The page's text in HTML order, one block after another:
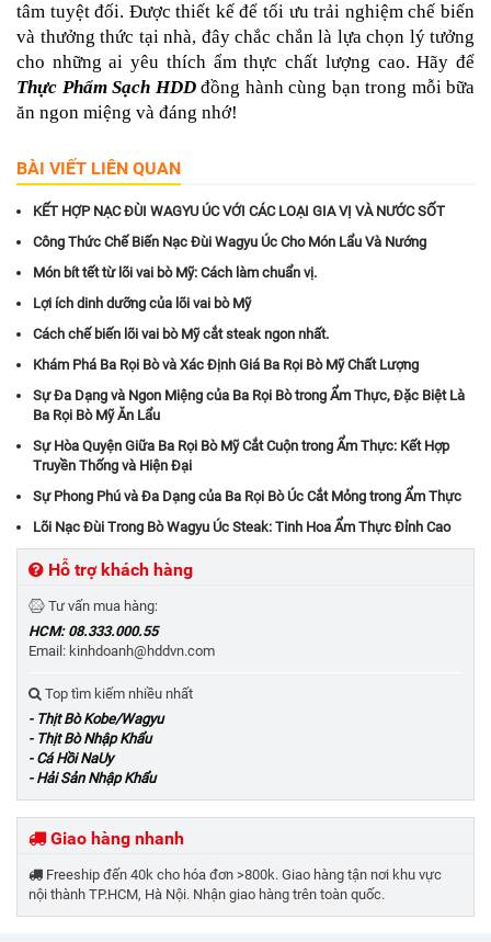
tâm tuyệt đối. Được thiết kế để tối ưu trải nghiệm chế biến
và thưởng thức tại nhà, đây chắc chắn là lựa chọn lý tưởng
Thực Phẩm Sạch HDD đồng hành cùng bạn trong mỗi bữa
ăn ngon miệng và đáng nhớ!
BÀI VIẾT LIÊN QUAN
KẾT HỢP NẠC ĐÙI WAGYU ÚC VỚI CÁC LOẠI GIA VỊ VÀ NƯỚC SỐT
Công Thức Chế Biến Nạc Đùi Wagyu Úc Cho Món Lẩu Và Nướng
Món bít tết từ lõi vai bò Mỹ: Cách làm chuẩn vị.
Lợi ích dinh dưỡng của lõi vai bò Mỹ
Cách chế biến lõi vai bò Mỹ cắt steak ngon nhất.
Khám Phá Ba Rọi Bò và Xác Định Giá Ba Rọi Bò Mỹ Chất Lượng
Sự Đa Dạng và Ngon Miệng của Ba Rọi Bò trong Ẩm Thực, Đặc Biệt Là
Ba Rọi Bò Mỹ Ăn Lẩu
Sự Hòa Quyện Giữa Ba Rọi Bò Mỹ Cắt Cuộn trong Ẩm Thực: Kết Hợp
Truyền Thống và Hiện Đại
Sự Phong Phú và Đa Dạng của Ba Rọi Bò Úc Cắt Mỏng trong Ẩm Thực
Lõi Nạc Đùi Trong Bò Wagyu Úc Steak: Tinh Hoa Ẩm Thực Đỉnh Cao
Hỗ trợ khách hàng
Tư vấn mua hàng:
HCM: 08.333.000.55
Email: kinhdoanh@hddvn.com
Top tìm kiếm nhiều nhất
- Thịt Bò Kobe/Wagyu
- Thịt Bò Nhập Khẩu
- Cá Hồi NaUy
- Hải Sản Nhập Khẩu
Giao hàng nhanh
Freeship đến 40k cho hóa đơn >800k. Giao hàng tận nơi khu vực
nội thành TP.HCM, Hà Nội. Nhận giao hàng trên toàn quốc.